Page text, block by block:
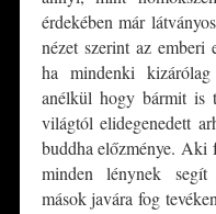
érdekében már
nézet szerint az emberi
ha mindenki kizárólag
anélkül hogy bármit is
világtól elidegenedett
buddha előzménye. Aki
minden lénynek segít
mások javára fog